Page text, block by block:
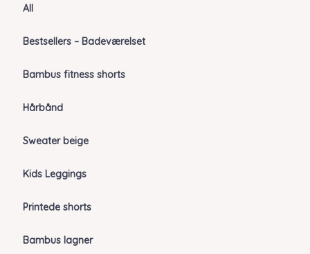
All
Bestsellers – Badeværelset
Bambus fitness shorts
Hårbånd
Sweater beige
Kids Leggings
Printede shorts
Bambus lagner